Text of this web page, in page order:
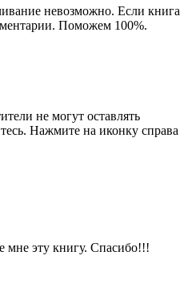
невозможно. Если книга
Поможем 100%.
не могут оставлять
Нажмите на иконку справа
мне эту книгу. Спасибо!!!